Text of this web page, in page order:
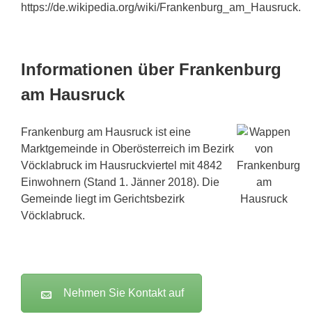
https://de.wikipedia.org/wiki/Frankenburg_am_Hausruck.
Informationen über Frankenburg
am Hausruck
Frankenburg am Hausruck ist eine
Marktgemeinde in Oberösterreich im Bezirk
Vöcklabruck im Hausruckviertel mit 4842
Einwohnern (Stand 1. Jänner 2018). Die
Gemeinde liegt im Gerichtsbezirk
Vöcklabruck.
Nehmen Sie Kontakt auf